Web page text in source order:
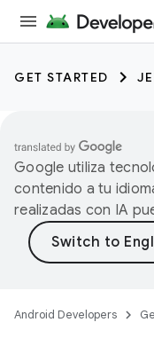
GET STARTED
Google utiliza
contenido a tu
realizadas con IA
Android Developers